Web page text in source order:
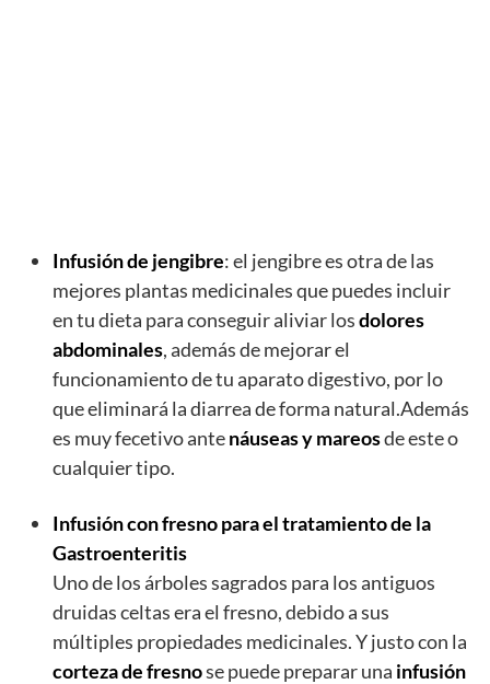
Infusión de jengibre: el jengibre es otra de las
mejores plantas medicinales que puedes incluir
en tu dieta para conseguir aliviar losdolores
abdominales, además de mejorar el
funcionamiento de tu aparato digestivo, por lo
que eliminará la diarrea de forma natural.Además
es muy fecetivo antenáuseas y mareosde este o
cualquier tipo.
Infusión con fresno para el tratamiento de la
Gastroenteritis
Uno de los árboles sagrados para los antiguos
druidas celtas era el fresno, debido a sus
múltiples propiedades medicinales. Y justo con la
corteza de fresnose puede preparar una infusión